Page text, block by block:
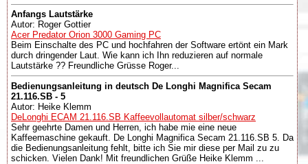
Anfangs Lautstärke
Autor: Roger Gottier
Acer Predator Orion 3000 Gaming PC
Beim Einschalte des PC und hochfahren der Software ertönt ein Mark
durch dringender Laut. Wie kann ich Ihn reduzieren auf normale
Lautstärke ?? Freundliche Grüsse Roger...
Bedienungsanleitung in deutsch De Longhi Magnifica Secam
21.116.SB - 5
Autor: Heike Klemm
DeLonghi ECAM 21.116.SB Kaffeevollautomat silber/schwarz
Sehr geehrte Damen und Herren, ich habe mie eine neue
Kaffeemaschine gekauft. De Longhi Magnifica Secam 21.116.SB 5. Da
die Bedienungsanleitung fehlt, bitte ich Sie mir diese per Mail zu zu
schicken. Vielen Dank! Mit freundlichen Grüße Heike Klemm ...